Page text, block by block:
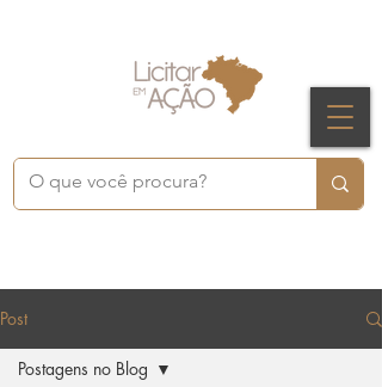
Post
Postagens no Blog